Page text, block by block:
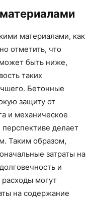
материалами, как
отметить, что
быть ниже,
таких
Бетонные
защиту от
и механическое
перспективе делает
Таким образом,
затраты на
и
могут
на содержание